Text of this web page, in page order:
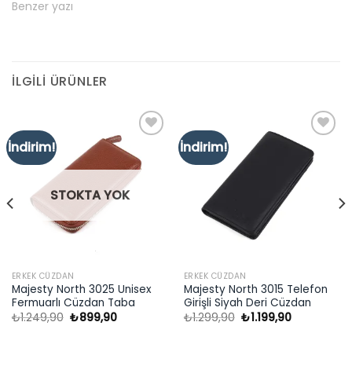
Benzer yazı
İLGILI ÜRÜNLER
İndirim!
Add to
wishlist
STOKTA YOK
ERKEK CÜZDAN
Majesty North 3025 Unisex
Fermuarlı Cüzdan Taba
₺1.249,90 Orijinal
fiyat:
₺899,90Şu
İndirim!
Add to
wishlist
ERKEK CÜZDAN
Majesty North 3015 Telefon
Girişli Siyah Deri Cüzdan
₺1.299,90 Orijinal
fiyat:
₺1.199,90Şu